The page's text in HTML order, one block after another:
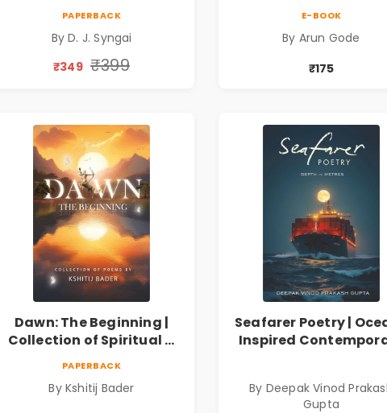
Love, Healing, Self-
Discovery & Emotional
PAPERBACK
By D. J. Syngai
₹349 ₹399
देशभक्ती, प्रेम, शृंगार व
प्रेरणादायी मराठी कविता |
Marathi Poetry Book
E-BOOK
By Arun Gode
₹175
Dawn: The Beginning |
Collection of Spiritual &
PAPERBACK
By Kshitij Bader
Seafarer Poetry |
Inspired
By Deepak Vinod
Gupta